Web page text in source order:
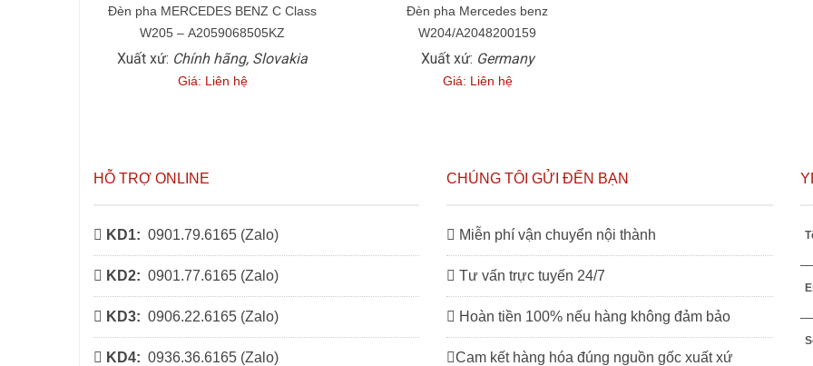
Đèn pha MERCEDES BENZ C Class
W205 – A2059068505KZ
Xuất xứ: Chính hãng, Slovakia
Giá: Liên hệ
Đèn pha Mercedes benz
W204/A2048200159
Xuất xứ: Germany
Giá: Liên hệ
HỖ TRỢ ONLINE
KD1: 0901.79.6165 (Zalo)
KD2: 0901.77.6165 (Zalo)
KD3: 0906.22.6165 (Zalo)
KD4: 0936.36.6165 (Zalo)
CHÚNG TÔI GỬI ĐẾN BẠN
Miễn phí vận chuyển nội thành
Tư vấn trực tuyến 24/7
Hoàn tiền 100% nếu hàng không đảm bảo
Cam kết hàng hóa đúng nguồn gốc xuất xứ